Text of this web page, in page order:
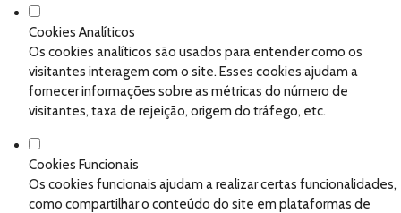
Cookies Analíticos
Os cookies analíticos são usados para entender como os
visitantes interagem com o site. Esses cookies ajudam a
fornecer informações sobre as métricas do número de
visitantes, taxa de rejeição, origem do tráfego, etc.
Cookies Funcionais
Os cookies funcionais ajudam a realizar certas funcionalidades,
como compartilhar o conteúdo do site em plataformas de